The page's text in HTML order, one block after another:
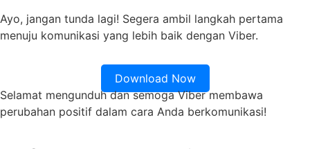
Ayo, jangan tunda lagi! Segera ambil langkah pertama
menuju komunikasi yang lebih baik dengan Viber.
Download Now
Selamat mengunduh dan semoga Viber membawa
perubahan positif dalam cara Anda berkomunikasi!